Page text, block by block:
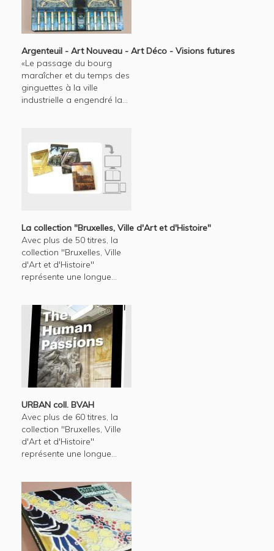
Argenteuil - Art Nouveau - Art Déco - Visions futures
«Le passage du bourg
maraîcher et du temps des
ginguettes à la ville
industrielle a engendré la...
La collection "Bruxelles, Ville d'Art et d'Histoire"
Avec plus de 50 titres, la
collection "Bruxelles, Ville
d'Art et d'Histoire"
représente une longue...
URBAN coll. BVAH
Avec plus de 60 titres, la
collection "Bruxelles, Ville
d'Art et d'Histoire"
représente une longue...